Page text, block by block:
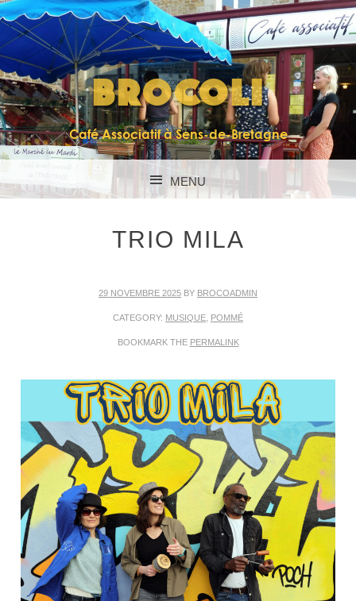
BROCOLI
Café Associatif à Sens-de-Bretagne
MENU
TRIO MILA
29 NOVEMBRE 2025 BY BROCOADMIN
CATEGORY: MUSIQUE POMMÉ
BOOKMARK THE PERMALINK